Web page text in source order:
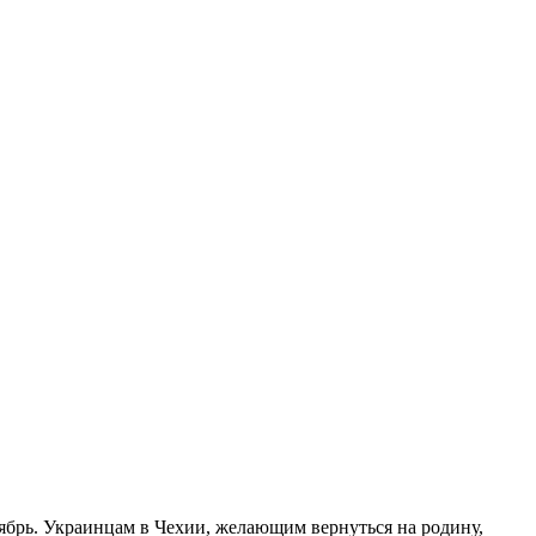
Украинцам в Чехии, желающим вернуться на родину,